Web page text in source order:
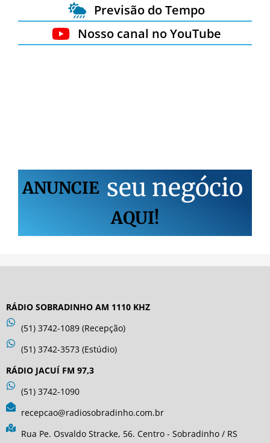
Previsão do Tempo
Nosso canal no YouTube
ANUNCIE seu negócio
AQUI!
RÁDIO SOBRADINHO AM 1110 KHZ
(51) 3742-1089 (Recepção)
(51) 3742-3573 (Estúdio)
RÁDIO JACUÍ FM 97,3
(51) 3742-1090
recepcao@radiosobradinho.com.br
Rua Pe. Osvaldo Stracke, 56. Centro - Sobradinho / RS